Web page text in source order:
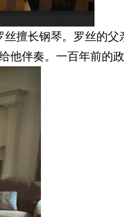
擅长钢琴。罗丝的
他伴奏。一百年前的